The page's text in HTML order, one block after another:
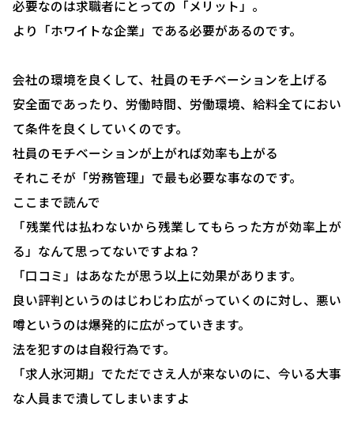
HOME
選ばれる理由
助成金について
必要なのは求職者にとっての「メリット」。
より「ホワイトな企業」である必要があるのです。
会社の環境を良くして、社員のモチベーションを上げる
安全面であったり、労働時間、労働環境、給料全てにおい
て条件を良くしていくのです。
社員のモチベーションが上がれば効率も上がる
それこそが「労務管理」で最も必要な事なのです。
ここまで読んで
「残業代は払わないから残業してもらった方が効率上が
る」なんて思ってないですよね？
「口コミ」はあなたが思う以上に効果があります。
良い評判というのはじわじわ広がっていくのに対し、悪い
噂というのは爆発的に広がっていきます。
法を犯すのは自殺行為です。
「求人氷河期」でただでさえ人が来ないのに、今いる大事
な人員まで潰してしまいますよ